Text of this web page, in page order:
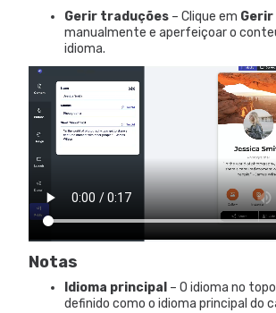
Gerir traduções – Clique em Gerir
manualmente e aperfeiçoar o
idioma.
Notas
Idioma principal – O idioma no
definido como o idioma principal do